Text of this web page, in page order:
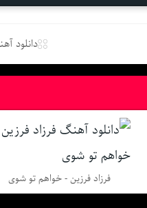
دانلود
فرزاد فرزین - خواهم تو شوی